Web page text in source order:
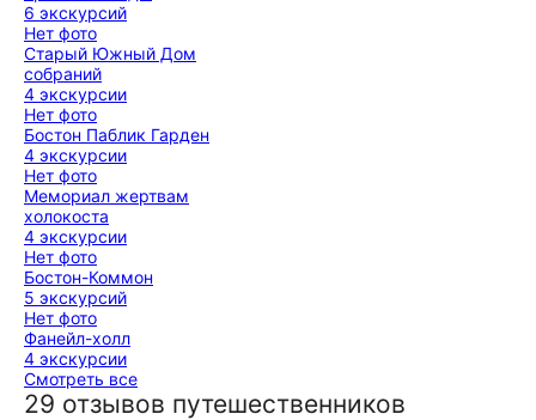
6 экскурсий
Нет фото
Старый Южный Дом
собраний
4 экскурсии
Нет фото
Бостон Паблик Гарден
4 экскурсии
Нет фото
Мемориал жертвам
холокоста
4 экскурсии
Нет фото
Бостон-Коммон
5 экскурсий
Нет фото
Фанейл-холл
4 экскурсии
Смотреть все
29 отзывов путешественников